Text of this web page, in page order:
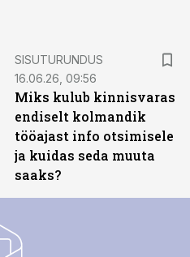
SISUTURUNDUS
16.06.26, 09:56
Miks kulub kinnisvaras
endiselt kolmandik
tööajast info otsimisele
ja kuidas seda muuta
saaks?